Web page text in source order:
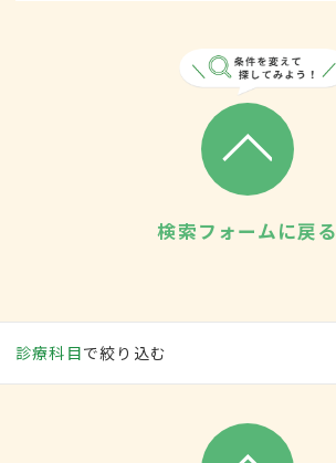
検索フォームに戻る
診療科目で絞り込む